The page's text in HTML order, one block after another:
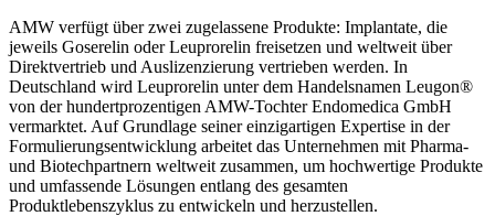
AMW verfügt über zwei zugelassene Produkte: Implantate, die
jeweils Goserelin oder Leuprorelin freisetzen und weltweit über
Direktvertrieb und Auslizenzierung vertrieben werden. In
Deutschland wird Leuprorelin unter dem Handelsnamen Leugon®
von der hundertprozentigen AMW-Tochter Endomedica GmbH
vermarktet. Auf Grundlage seiner einzigartigen Expertise in der
Formulierungsentwicklung arbeitet das Unternehmen mit Pharma-
und Biotechpartnern weltweit zusammen, um hochwertige Produkte
und umfassende Lösungen entlang des gesamten
Produktlebenszyklus zu entwickeln und herzustellen.